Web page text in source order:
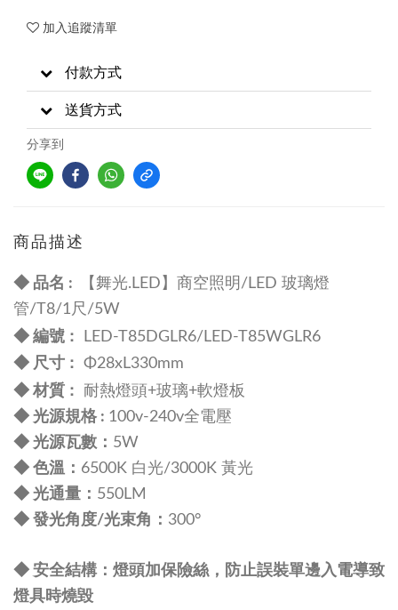
加入追蹤清單
付款方式
送貨方式
分享到
商品描述
◆ 品名 :
【舞光.LED】商空照明/LED 玻璃燈
管/T8/1尺/5W
◆ 編號 : LED-T85DGLR6/ LED-T85WGLR6
◆ 尺寸 :
Φ28xL330mm
◆ 材質 : 耐熱燈頭+玻璃+軟燈板
◆ 光源規格 : 100v-240v全電壓
◆ 光源瓦數： 5W
◆ 色溫： 6500K 白光/3000K 黃光
◆ 光通量： 550LM
◆ 發光角度/光束角： 300°
◆ 安全結構：燈頭加保險絲，防止誤裝單邊入電導致
燈具時燒毀